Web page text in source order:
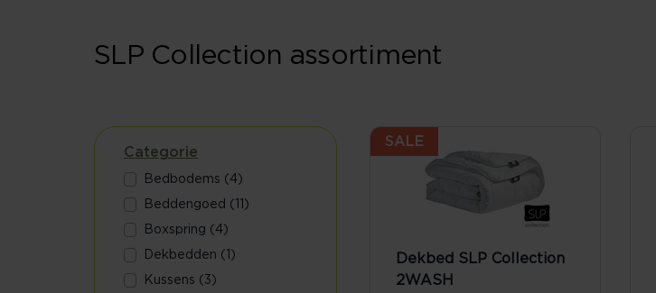
SLP Collection assortiment
Categorie
Bedbodems (4)
Beddengoed (11)
Boxspring (4)
Dekbedden (1)
Kussens (3)
SALE
Dekbed SLP Collection
2WASH